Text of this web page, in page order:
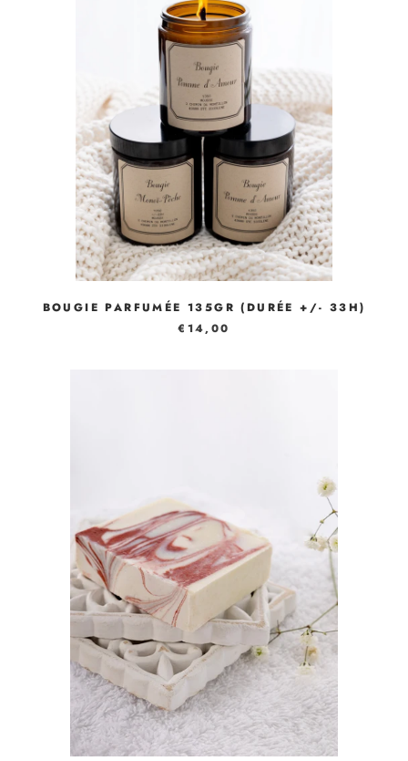
BOUGIE PARFUMÉE 135GR (DURÉE +/- 33H)
€14,00